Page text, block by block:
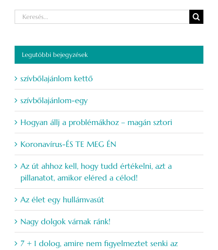
Keresés...
Legutóbbi bejegyzések
szívbőlajánlom kettő
szívbőlajánlom-egy
Hogyan állj a problémákhoz – magán sztori
Koronavírus-ÉS TE MEG ÉN
Az út ahhoz kell, hogy tudd értékelni, azt a
pillanatot, amikor eléred a célod!
Az élet egy hullámvasút
Nagy dolgok várnak ránk!
7 + 1 dolog, amire nem figyelmeztet senki az